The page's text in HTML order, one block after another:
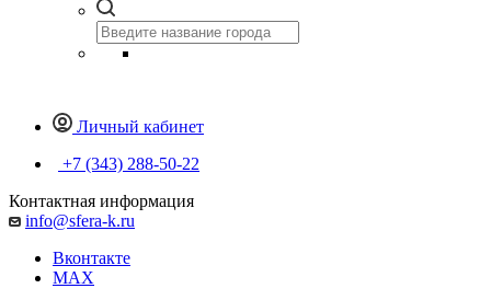
Личный кабинет
+7 (343) 288-50-22
Контактная информация
info@sfera-k.ru
Вконтакте
MAX